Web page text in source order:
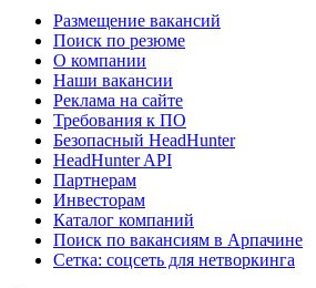
Размещение вакансий
Поиск по резюме
О компании
Наши вакансии
Реклама на сайте
Требования к ПО
Безопасный HeadHunter
HeadHunter API
Партнерам
Инвесторам
Каталог компаний
Поиск по вакансиям в Арпачине
Сетка: соцсеть для нетворкинга